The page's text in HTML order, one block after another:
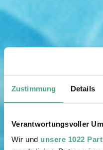
Zustimmung Details
Verantwortungsvoller
Wir und unsere 1022